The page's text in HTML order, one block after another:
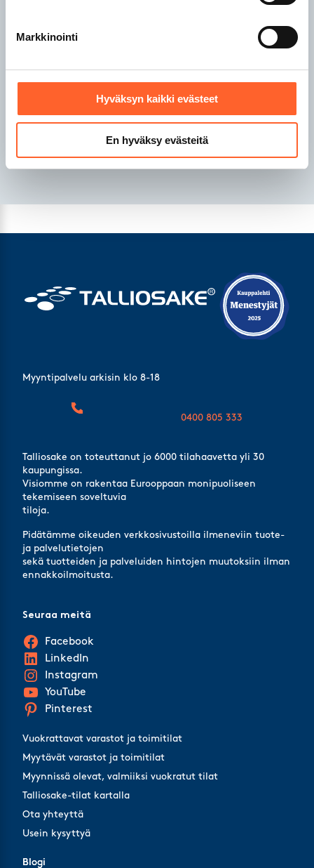
Markkinointi
Hyväksyn kaikki evästeet
En hyväksy evästeitä
Talliosake Tuusula
Talliosake Valkeakoski
Talliosake Vantaa
Talliosake Ylöjärvi
Myyntipalvelu arkisin klo 8-18
0400 805 333
Talliosake on toteuttanut jo 6000 tilahaavetta yli 30
kaupungissa.
Visiomme on rakentaa Eurooppaan monipuoliseen
tekemiseen soveltuvia
tiloja.
Pidätämme oikeuden verkkosivustoilla ilmeneviin tuote-
ja palvelutietojen
sekä tuotteiden ja palveluiden hintojen muutoksiin ilman
ennakkoilmoitusta.
Vuokrattavat varastot ja toimitilat
Myytävät varastot ja toimitilat
Myynnissä olevat, valmiiksi vuokratut tilat
Talliosake-tilat kartalla
Ota yhteyttä
Usein kysyttyä
Blogi
Seuraa meitä
Facebook
LinkedIn
Instagram
YouTube
Pinterest
Blogi